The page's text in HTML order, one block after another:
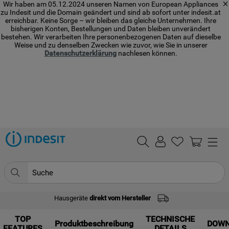
Wir haben am 05.12.2024 unseren Namen von European Appliances
zu Indesit und die Domain geändert und sind ab sofort unter indesit.at
erreichbar. Keine Sorge – wir bleiben das gleiche Unternehmen. Ihre
bisherigen Konten, Bestellungen und Daten bleiben unverändert
bestehen. Wir verarbeiten Ihre personenbezogenen Daten auf dieselbe
Weise und zu denselben Zwecken wie zuvor, wie Sie in unserer
Datenschutzerklärungnachlesen können.
Hausgeräte direkt vom Hersteller
TOP
Produktbeschreibung
TECHNISCHE
TOP SEARCHES
1 waschmaschine